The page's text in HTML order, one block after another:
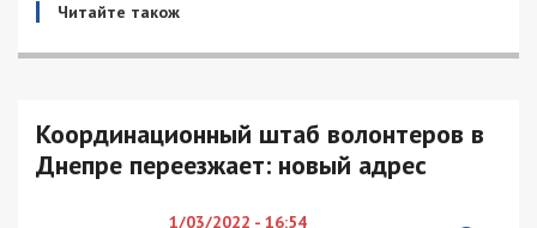
Читайте також
Координационный штаб волонтеров в
Днепре переезжает: новый адрес
1/03/2022 - 16:54